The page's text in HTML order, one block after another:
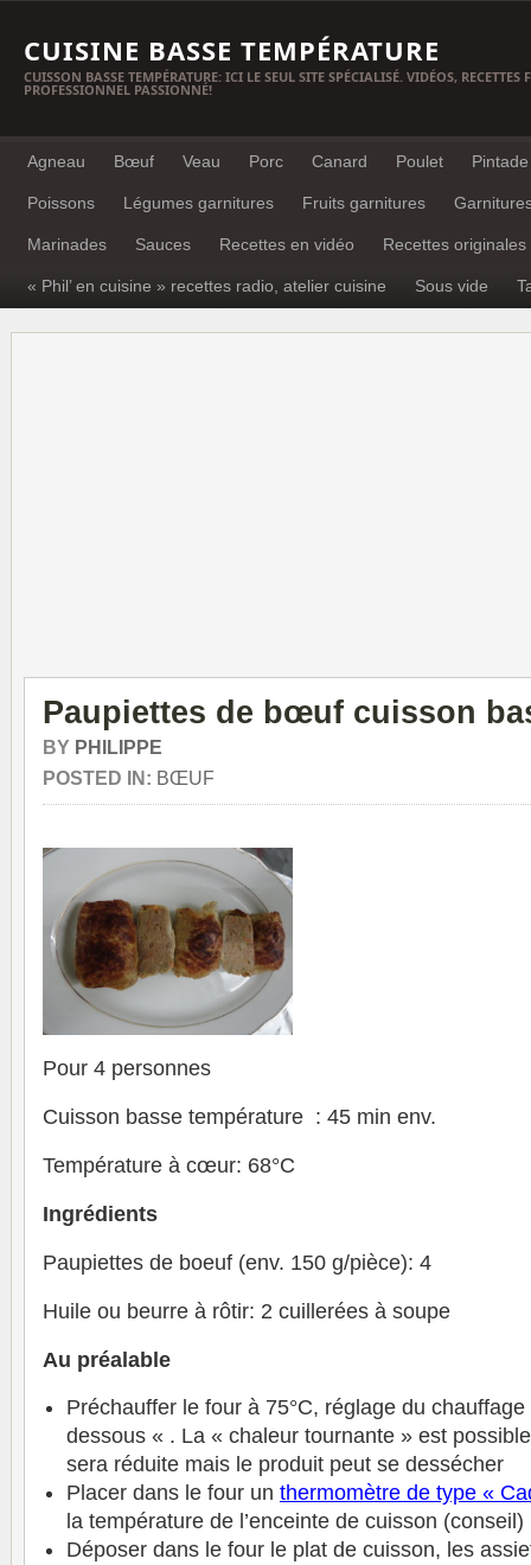
CUISINE BASSE TEMPÉRATURE
CUISSON BASSE TEMPÉRATURE: ICI LE SEUL SITE SPÉCIALISÉ. VIDÉOS, RECETTES
PROFESSIONNEL PASSIONNÉ!
Agneau Bœuf Veau Porc Canard Poulet Pintade
Poissons Légumes garnitures Fruits garnitures
Marinades Sauces Recettes en vidéo Recettes originales
« Phil’ en cuisine » recettes radio, atelier cuisine Sous vide
Paupiettes de bœuf cuisson
BY PHILIPPE
POSTED IN: BŒUF
Pour 4 personnes
Cuisson basse température : 45 min env.
Température à cœur: 68°C
Ingrédients
Paupiettes de boeuf (env. 150 g/pièce): 4
Huile ou beurre à rôtir: 2 cuillerées à soupe
Au préalable
Préchauffer le four à 75°C, réglage du
dessous « . La « chaleur tournante » est
sera réduite mais le produit peut se dessécher
Placer dans le four un thermomètre de type «
la température de l’enceinte de cuisson (conseil)
Déposer dans le four le plat de cuisson, les